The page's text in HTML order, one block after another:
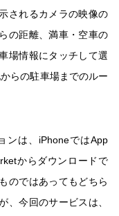
されるカメラの映像の
の距離、満車・空車の
場情報にタッチして選
らの駐車場までのルー
ンは、iPhoneではApp
からダウンロードで
のではあってもどちら
、今回のサービスは、